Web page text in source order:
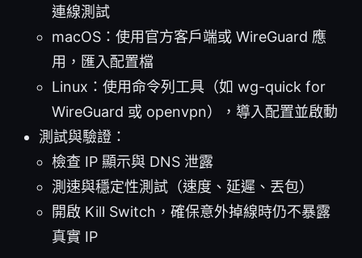
連線測試
macOS：使用官方客戶端或 WireGuard 應
用，匯入配置檔
Linux：使用命令列工具（如 wg-quick for
WireGuard 或 openvpn），導入配置並啟動
測試與驗證：
檢查 IP 顯示與 DNS 泄露
測速與穩定性測試（速度、延遲、丟包）
開啟 Kill Switch，確保意外掉線時仍不暴露
真實 IP